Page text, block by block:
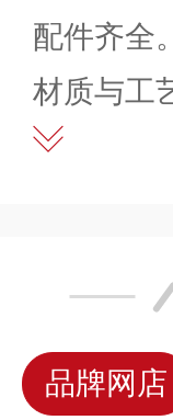
配件齐全
材质与工
品牌网店